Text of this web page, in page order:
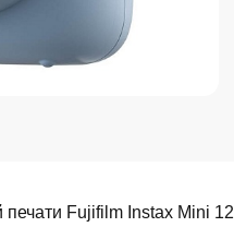
Fujifilm Instax Mini 12